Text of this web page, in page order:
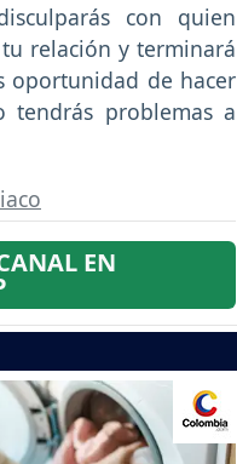
con quien
relación y terminará
oportunidad de hacer
problemas a
EN